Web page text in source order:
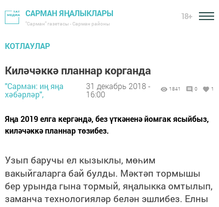
САРМАН ЯҢАЛЫКЛАРЫ
"Сарман" газетасы - Сарман районы
18+
КОТЛАУЛАР
Киләчәккә планнар корганда
"Сарман: иң яңа
хәбәрләр",
31 декабрь 2018 -
16:00
1841 0 1
Яңа 2019 елга кергәндә, без үткәненә йомгак ясыйбыз,
киләчәккә планнар төзибез.
Узып баручы ел кызыклы, мөһим
вакыйгаларга бай булды. Мәктәп тормышы
бер урында гына тормый, яңалыкка омтылып,
заманча технологияләр белән эшлибез. Елны